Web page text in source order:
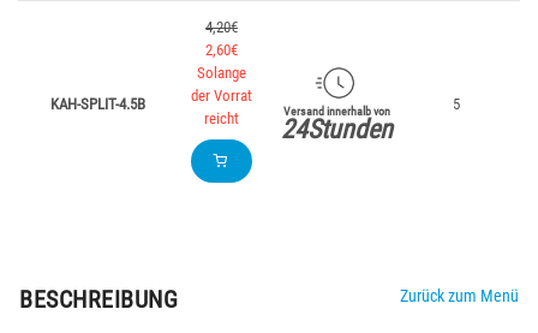
KAH-SPLIT-4.5B
4,20€
2,60€
Solange
der Vorrat
reicht
Versand innerhalb von
24Stunden
5
BESCHREIBUNG Zurück zum Menü